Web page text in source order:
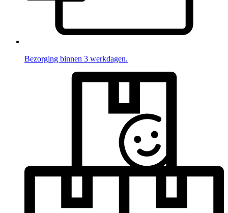
Bezorging binnen 3 werkdagen.